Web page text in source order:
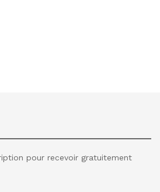
pour recevoir gratuitement